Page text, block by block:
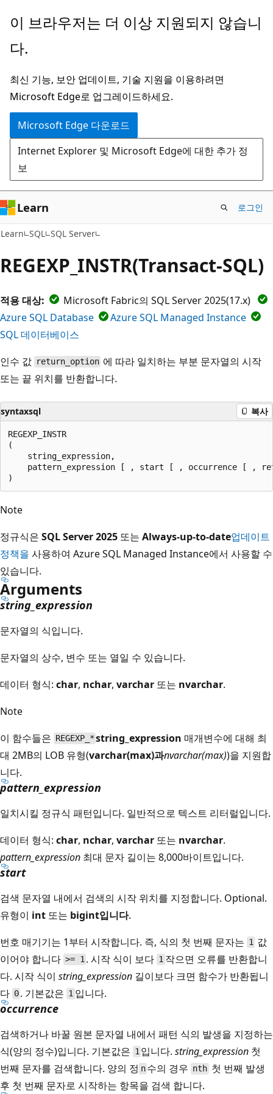
주
콘
츠
로
건
너
뛰
기
이 브라우저는 더 이상 지원되지 않습니
다.
최신 기능, 보안 업데이트, 기술 지원을 이용하려면
Microsoft Edge로 업그레이드하세요.
Microsoft Edge 다운로드
Internet Explorer 및 Microsoft Edge에 대한 추가 정
보
Learn 로그인
Learn SQL SQL Server
REGEXP_INSTR(Transact-SQL)
적용 대상:
Microsoft Fabric의 SQL Server 2025(17.x)
Azure SQL Database
Azure SQL Managed Instance
SQL 데이터베이스
인수 값 return_option 에 따라 일치하는 부분 문자열의 시작
또는 끝 위치를 반환합니다.
syntaxsql 복사
REGEXP_INSTR
(
    string_expression,
pattern_expression [ , start [ , occurrence [ ,
Note
정규식은 SQL Server 2025 또는 Always-up-to-date업데이트
정책을 사용하여 Azure SQL Managed Instance에서 사용할 수
있습니다.
Arguments
string_expression
문자열의 식입니다.
문자열의 상수, 변수 또는 열일 수 있습니다.
데이터 형식: char, nchar, varchar 또는 nvarchar.
Note
이 함수들은 REGEXP_* string_expression 매개변수에 대해 최
대 2MB의 LOB 유형(varchar(max)과nvarchar(max))을 지원합
니다.
pattern_expression
일치시킬 정규식 패턴입니다. 일반적으로 텍스트 리터럴입니다.
데이터 형식: char, nchar, varchar 또는 nvarchar.
pattern_expression 최대 문자 길이는 8,000바이트입니다.
start
검색 문자열 내에서 검색의 시작 위치를 지정합니다. Optional.
유형이 int 또는 bigint입니다.
번호 매기기는 1부터 시작합니다. 즉, 식의 첫 번째 문자는 1 값
이어야 합니다 >= 1 . 시작 식이 보다 1작으면 오류를 반환합니
다. 시작 식이 string_expression 길이보다 크면 함수가 반환됩니
다 0 . 기본값은 1입니다.
occurrence
검색하거나 바꿀 원본 문자열 내에서 패턴 식의 발생을 지정하는
식(양의 정수)입니다. 기본값은 1 입니다.string_expression 첫
번째 문자를 검색합니다. 양의 정 n 수의 경우 nth첫 번째 발생
후 첫 번째 문자로 시작하는 항목을 검색 합니다.